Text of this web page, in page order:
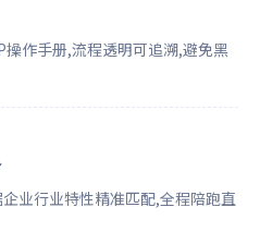
操作手册,流程透明可追溯,避免黑
业行业特性精准匹配,全程陪跑直